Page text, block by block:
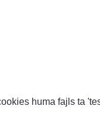
huma fajls ta